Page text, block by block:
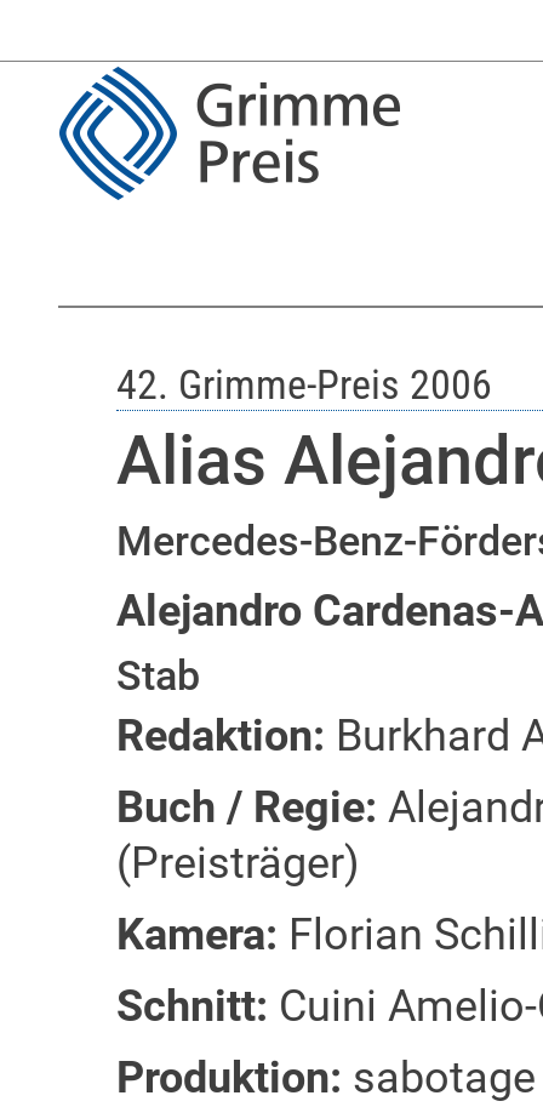
42. Grimme-Preis 2006
Alias
Mercedes-Benz-
Alejandro Cardenas-
Stab
Redaktion: Burkhard
Buch / Regie:
(Preisträger)
Kamera: Florian
Schnitt: Cuini
Produktion: